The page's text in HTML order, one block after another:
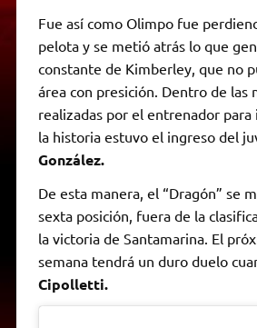
Fue así como Olimpo fue
pelota y se metió atrás lo que
constante de Kimberley, que no
área con presición. Dentro de las
realizadas por el entrenador
la historia estuvo el ingreso del
González.
De esta manera, el “Dragón” se
sexta posición, fuera de la
la victoria de Santamarina. El
semana tendrá un duro duelo
Cipolletti.